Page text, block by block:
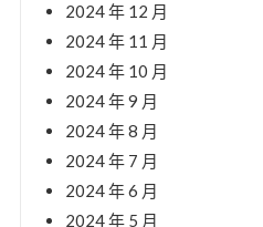
2024 年 12 月
2024 年 11 月
2024 年 10 月
2024 年 9 月
2024 年 8 月
2024 年 7 月
2024 年 6 月
2024 年 5 月